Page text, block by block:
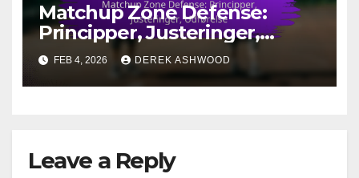
Matchup Zone Defense:
Principper, Justeringer,
Udførelse
FEB 4, 2026 DEREK ASHWOOD
Leave a Reply